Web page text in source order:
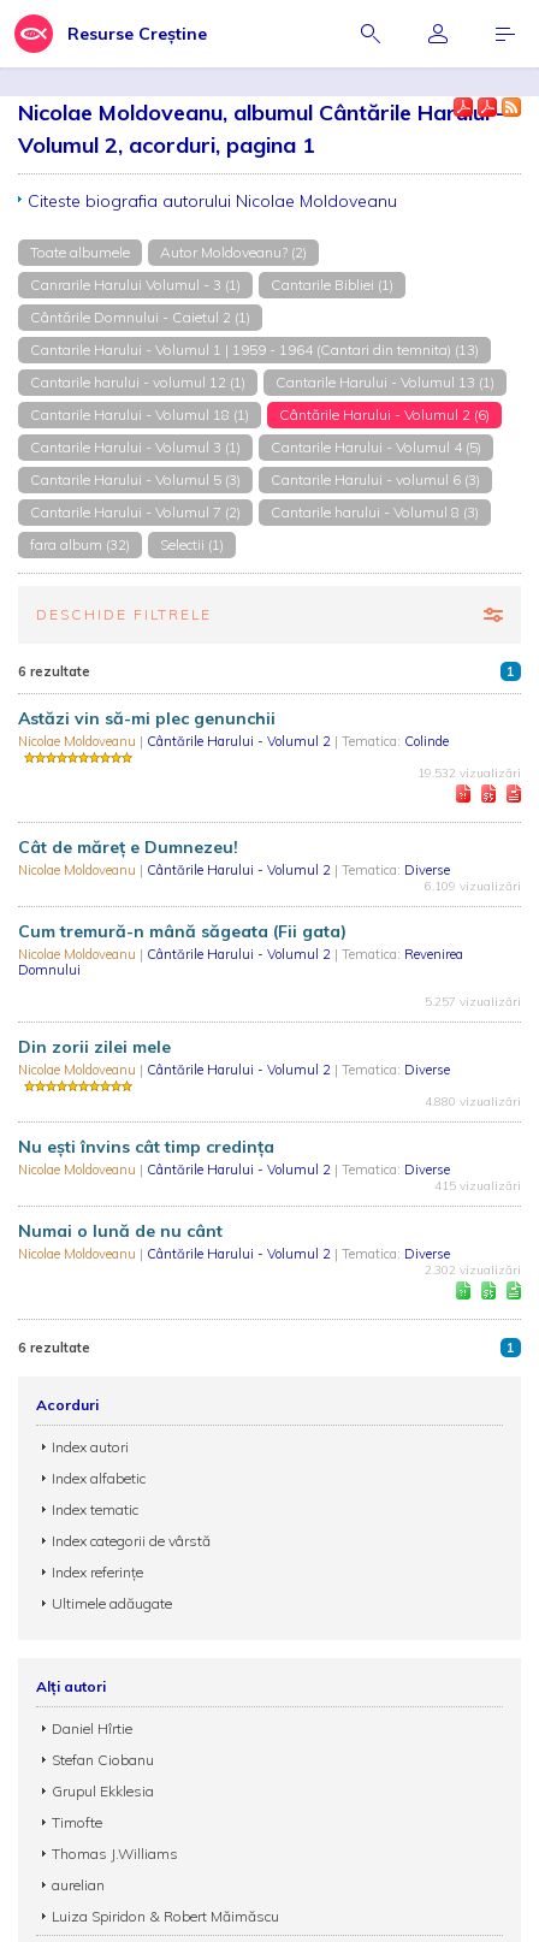
Resurse Creștine
Nicolae Moldoveanu, albumul Cântările Harului -
Volumul 2, acorduri, pagina 1
Citeste biografia autorului Nicolae Moldoveanu
Toate albumele
Autor Moldoveanu? (2)
Canrarile Harului Volumul - 3 (1)
Cantarile Bibliei (1)
Cântările Domnului - Caietul 2 (1)
Cantarile Harului - Volumul 1 | 1959 - 1964 (Cantari din temnita) (13)
Cantarile harului - volumul 12 (1)
Cantarile Harului - Volumul 13 (1)
Cantarile Harului - Volumul 18 (1)
Cântările Harului - Volumul 2 (6)
Cantarile Harului - Volumul 3 (1)
Cantarile Harului - Volumul 4 (5)
Cantarile Harului - Volumul 5 (3)
Cantarile Harului - volumul 6 (3)
Cantarile Harului - Volumul 7 (2)
Cantarile harului - Volumul 8 (3)
fara album (32)
Selectii (1)
DESCHIDE FILTRELE
6 rezultate 1
Astăzi vin să-mi plec genunchii
Nicolae Moldoveanu | Cântările Harului - Volumul 2 | Tematica: Colinde
19.532 vizualizări
Cât de măreţ e Dumnezeu!
Nicolae Moldoveanu | Cântările Harului - Volumul 2 | Tematica: Diverse
6.109 vizualizări
Cum tremură-n mână săgeata (Fii gata)
Nicolae Moldoveanu | Cântările Harului - Volumul 2 | Tematica: Revenirea
Domnului
5.257 vizualizări
Din zorii zilei mele
Nicolae Moldoveanu | Cântările Harului - Volumul 2 | Tematica: Diverse
4.880 vizualizări
Nu eşti învins cât timp credinţa
Nicolae Moldoveanu | Cântările Harului - Volumul 2 | Tematica: Diverse
415 vizualizări
Numai o lună de nu cânt
Nicolae Moldoveanu | Cântările Harului - Volumul 2 | Tematica: Diverse
2.302 vizualizări
6 rezultate 1
Acorduri
Index autori
Index alfabetic
Index tematic
Index categorii de vârstă
Index referințe
Ultimele adăugate
Alți autori
Daniel Hîrtie
Stefan Ciobanu
Grupul Ekklesia
Timofte
Thomas J.Williams
aurelian
Luiza Spiridon & Robert Măimăscu